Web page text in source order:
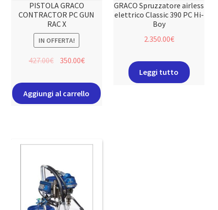
PISTOLA GRACO
CONTRACTOR PC GUN
RAC X
IN OFFERTA!
427.00€ 350.00€
Aggiungi al carrello
GRACO Spruzzatore airless
elettrico Classic 390 PC Hi-
Boy
2.350.00€
Leggi tutto